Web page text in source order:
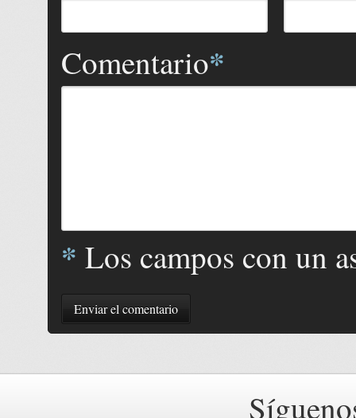
Comentario*
* Los campos con un
Enviar el comentario